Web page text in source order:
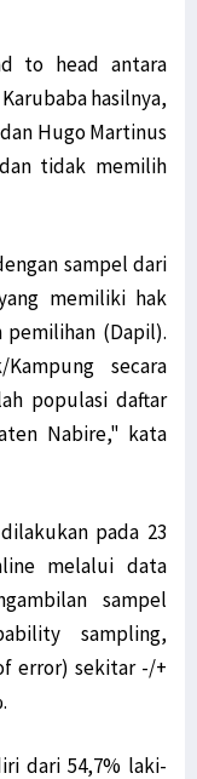
to head antara
hasilnya,
Hugo Martinus
tidak memilih
sampel dari
memiliki hak
(Dapil).
secara
populasi daftar
Nabire," kata
pada 23
melalui data
sampel
sampling,
error) sekitar -/+
dari 54,7% laki-